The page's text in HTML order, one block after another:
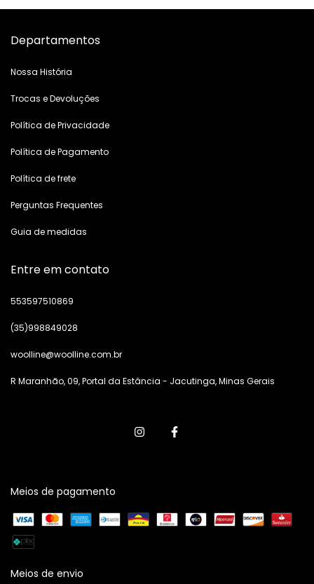
Departamentos
Nossa História
Trocas e Devoluções
Política de Privacidade
Política de Pagamento
Política de frete
Perguntas Frequentes
Guia de medidas
Entre em contato
553597510869
(35)998849028
woolline@woolline.com.br
R Maranhão, 09, Portal da Estância - Jacutinga, Minas Gerais
Meios de pagamento
Meios de envio